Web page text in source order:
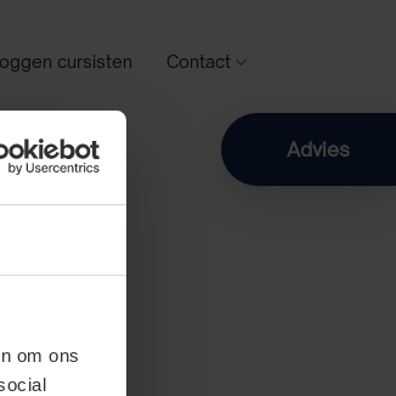
om ons
cursisten Contact
Advies